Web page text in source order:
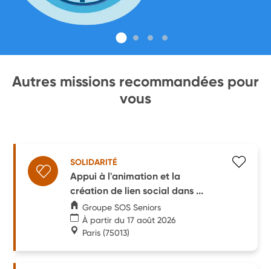
Autres missions recommandées pour
vous
SOLIDARITÉ
Appui à l'animation et la
création de lien social dans ...
Groupe SOS Seniors
À partir du 17 août 2026
Paris (75013)